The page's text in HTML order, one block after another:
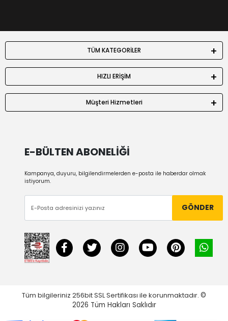
TÜM KATEGORİLER
HIZLI ERİŞİM
Müşteri Hizmetleri
E-BÜLTEN ABONELİĞİ
Kampanya, duyuru, bilgilendirmelerden e-posta ile haberdar olmak
istiyorum.
GÖNDER
Tüm bilgileriniz 256bit SSL Sertifikası ile korunmaktadır. ©
2026 Tüm Hakları Saklıdır